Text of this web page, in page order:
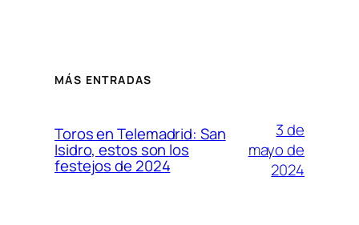
MÁS ENTRADAS
Toros en Telemadrid: San
Isidro, estos son los
festejos de 2024
3 de
mayo de
2024